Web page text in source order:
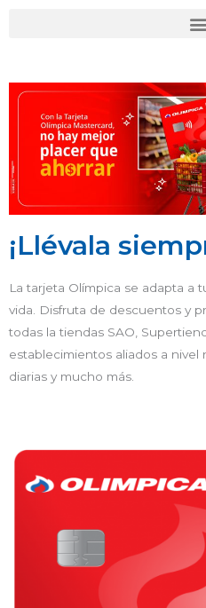
¡Llévala
La tarjeta Olímpica se adapta a
vida. Disfruta de descuentos y
todas la tiendas SAO,
establecimientos aliados a nivel
diarias y mucho más.